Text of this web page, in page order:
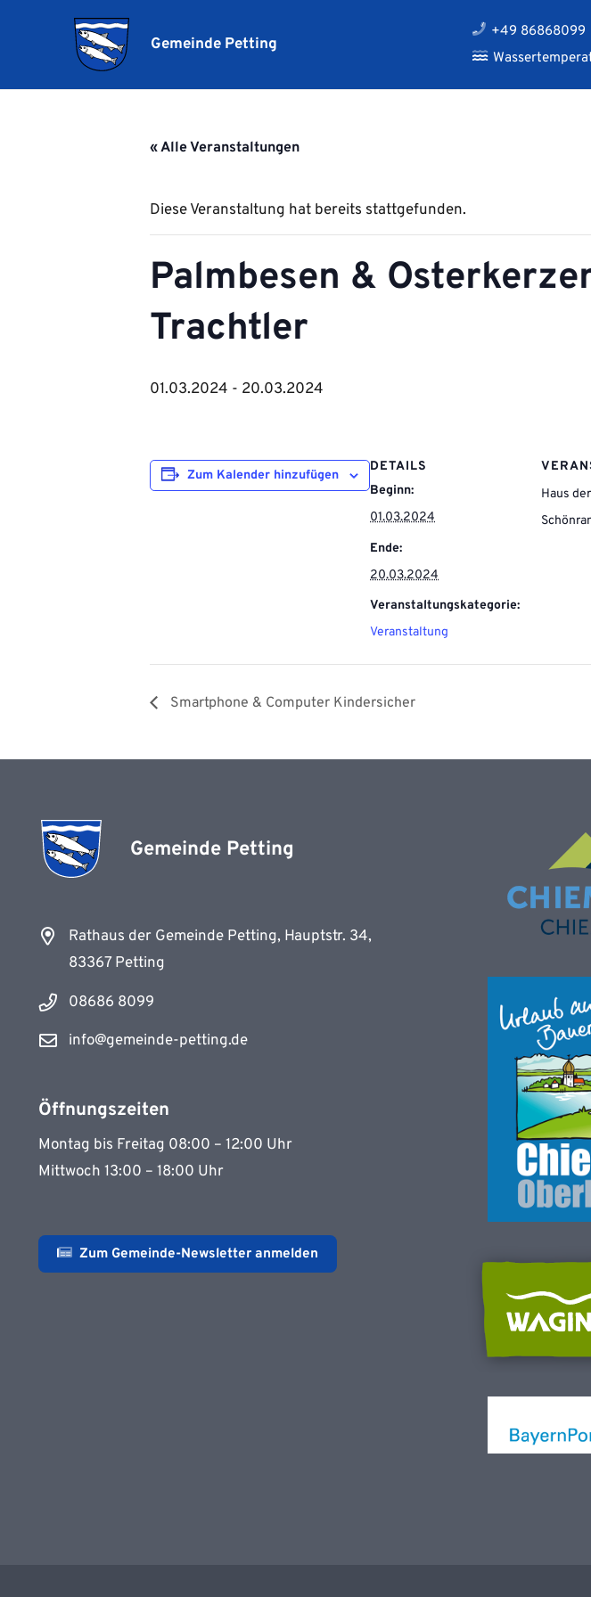
Gemeinde Petting
+49 86868099
« Alle Veranstaltungen
Diese Veranstaltung hat bereits stattgefunden.
Palmbesen &
Trachtler
01.03.2024 - 20.03.2024
Zum Kalender hinzufügen
DETAILS
Beginn:
01.03.2024
Ende:
20.03.2024
Veranstaltungskategorie:
Veranstaltung
Haus
Smartphone & Computer Kindersicher
Gemeinde Petting
Rathaus der Gemeinde Petting, Hauptstr. 34,
83367 Petting
08686 8099
info@gemeinde-petting.de
Öffnungszeiten
Montag bis Freitag 08:00 – 12:00 Uhr
Mittwoch 13:00 – 18:00 Uhr
Zum Gemeinde-Newsletter anmelden